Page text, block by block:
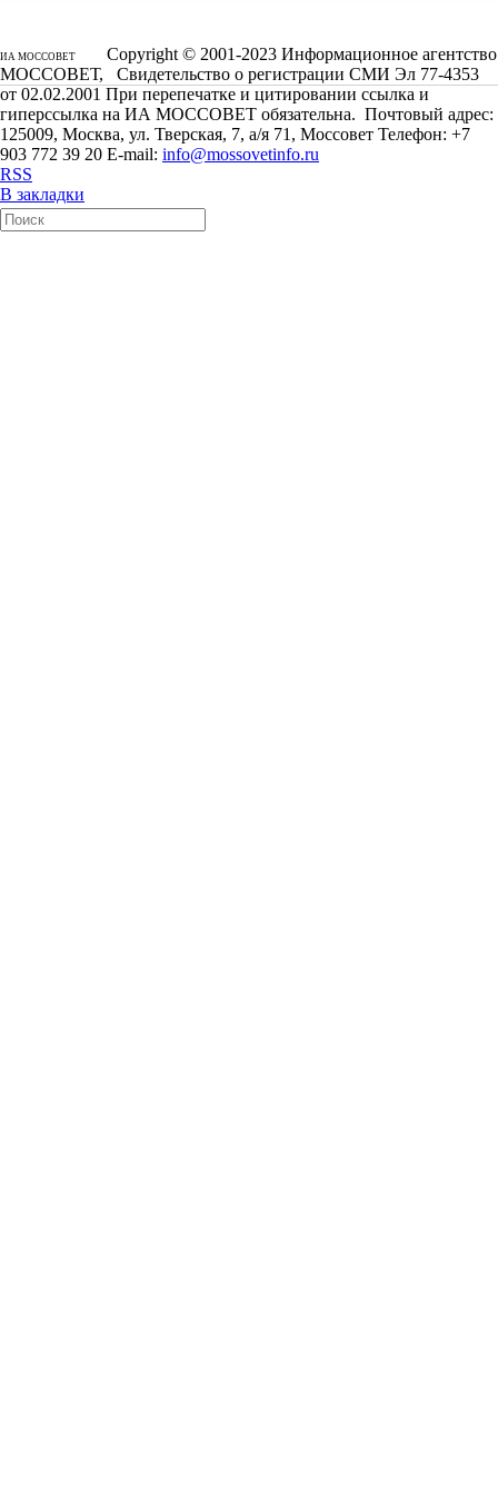
ИА МОССОВЕТ
Copyright © 2001-2023 Информационное агентство
МОССОВЕТ, Свидетельство о регистрации СМИ Эл 77-4353
от 02.02.2001 При перепечатке и цитировании ссылка и
гиперссылка на ИА МОССОВЕТ обязательна. Почтовый адрес:
125009, Москва, ул. Тверская, 7, а/я 71, Моссовет Телефон: +7
903 772 39 20 E-mail: info@mossovetinfo.ru
RSS
В закладки